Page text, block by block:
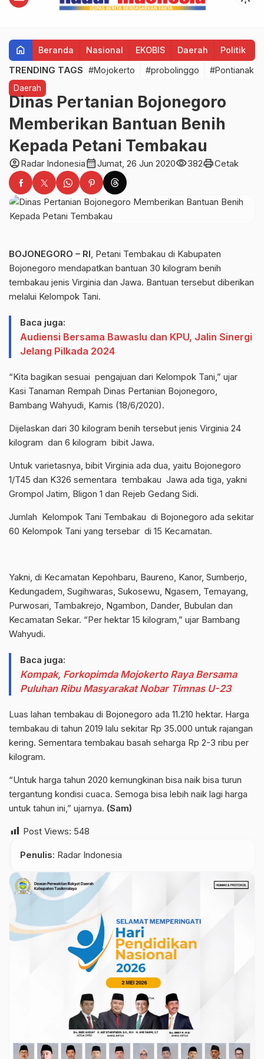
home Beranda Nasional EKOBIS Daerah Politik
TRENDING TAGS #Mojokerto #probolinggo #Pontianak
Daerah
Dinas Pertanian Bojonegoro
Memberikan Bantuan Benih
Kepada Petani Tembakau
account_circleRadar Indonesiacalendar_monthJumat, 26 Jun 2020visibility382printCetak
BOJONEGORO – RI, Petani Tembakau di Kabupaten
Bojonegoro mendapatkan bantuan 30 kilogram benih
tembakau jenis Virginia dan Jawa. Bantuan tersebut diberikan
melalui Kelompok Tani.
Baca juga:
Audiensi Bersama Bawaslu dan KPU, Jalin Sinergi
Jelang Pilkada 2024
“Kita bagikan sesuai pengajuan dari Kelompok Tani,” ujar
Kasi Tanaman Rempah Dinas Pertanian Bojonegoro,
Bambang Wahyudi, Kamis (18/6/2020).
Dijelaskan dari 30 kilogram benih tersebut jenis Virginia 24
kilogram dan 6 kilogram bibit Jawa.
Untuk varietasnya, bibit Virginia ada dua, yaitu Bojonegoro
1/T45 dan K326 sementara tembakau Jawa ada tiga, yakni
Grompol Jatim, Bligon 1 dan Rejeb Gedang Sidi.
Jumlah Kelompok Tani Tembakau di Bojonegoro ada sekitar
60 Kelompok Tani yang tersebar di 15 Kecamatan.
Yakni, di Kecamatan Kepohbaru, Baureno, Kanor, Sumberjo,
Kedungadem, Sugihwaras, Sukosewu, Ngasem, Temayang,
Purwosari, Tambakrejo, Ngambon, Dander, Bubulan dan
Kecamatan Sekar. “Per hektar 15 kilogram,” ujar Bambang
Wahyudi.
Baca juga:
Kompak, Forkopimda Mojokerto Raya Bersama
Puluhan Ribu Masyarakat Nobar Timnas U-23
Luas lahan tembakau di Bojonegoro ada 11.210 hektar. Harga
tembakau di tahun 2019 lalu sekitar Rp 35.000 untuk rajangan
kering. Sementara tembakau basah seharga Rp 2-3 ribu per
kilogram.
“Untuk harga tahun 2020 kemungkinan bisa naik bisa turun
tergantung kondisi cuaca. Semoga bisa lebih naik lagi harga
untuk tahun ini,” ujarnya. (Sam)
Post Views: 548
Penulis: Radar Indonesia